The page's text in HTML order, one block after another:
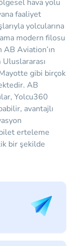
hava yolu
faaliyet
yolcularına
modern filosu
Aviation’ın
Mayotte gibi birçok
AB
Yolcu360
avantajlı
erteleme
bir şekilde